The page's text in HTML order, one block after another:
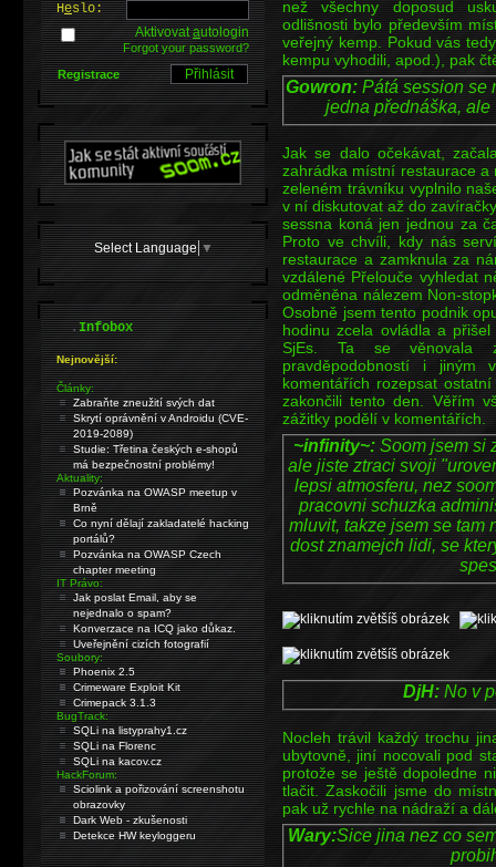
než všechny doposud
odlišnosti bylo především
veřejný kemp. Pokud vás
kempu vyhodili, apod.), pak
Gowron: Pátá session se
jedna přednáška, ale
Jak se dalo očekávat,
zahrádka místní restaurace a
zeleném trávníku vyplnilo
v ní diskutovat až do
sessna koná jen jednou za
Proto ve chvíli, kdy nás
restaurace a zamknula za
vzdálené Přelouče vyhledat
odměněna nálezem Non-
Osobně jsem tento podnik
hodinu zcela ovládla a
SjEs. Ta se věnovala
pravděpodobností i
komentářích rozepsat
zakončili tento den. Věřím
zážitky podělí v komentářích.
~infinity~:Soom jsem si
ale jiste ztraci svoji
lepsi atmosferu, nez
pracovni schuzka
mluvit, takze jsem se tam
dost znamejch lidi, se
DjH: No v
Nocleh trávil každý trochu
ubytovně, jiní nocovali pod
protože se ještě dopoledne
tlačit. Zaskočili jsme do
pak už rychle na nádraží a
Wary:Sice jina nez co
Heslo:
Aktivovatautologin
Forgot your password?
Registrace
Select Language ▼
.Infobox
Nejnovější:
Články:
Zabraňte zneužití svých dat
Skrytí oprávnění v Androidu (CVE-
2019-2089)
Studie: Třetina českých e-shopů
má bezpečnostní problémy!
Aktuality:
Pozvánka na OWASP meetup v
Brně
Co nyní dělají zakladatelé hacking
portálů?
Pozvánka na OWASP Czech
chapter meeting
IT Právo:
Jak poslat Email, aby se
nejednalo o spam?
Konverzace na ICQ jako důkaz.
Uveřejnění cizích fotografií
Soubory:
Phoenix 2.5
Crimeware Exploit Kit
Crimepack 3.1.3
BugTrack:
SQLi na listyprahy1.cz
SQLi na Florenc
SQLi na kacov.cz
HackForum:
Sciolink a pořizování screenshotu
obrazovky
Dark Web - zkušenosti
Detekce HW keyloggeru